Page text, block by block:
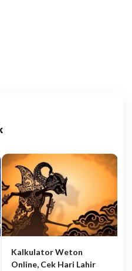
Kalkulator Weton
Online, Cek Hari Lahir